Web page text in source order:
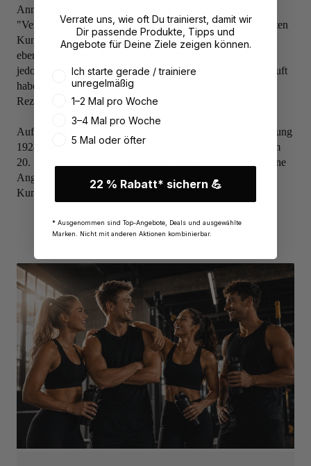
Anmerkung der Redaktion von Bodylab24:
"Verifizierte" Bewertungen stammen von unseren registrierten
Kunden. Rezensionen ohne den Zusatz "Verifiziert sind"
ebenfalls wertvoll. Wir überprüfen bei diesen Bewertungen
jedoch nicht, ob und wo die Rezensenten das Produkt gekauft
haben, oder ob sie das Produkt vor dem Abgeben der
Rezension verwendet haben.
Aufgrund von Verstößen gegen die Health-Claims-Verordnung
1924/2006 des Europäischen Parlaments und des Rates vom
20. Dezember 2006 über nährwert- und gesundheitsbezogene
Angaben über Lebensmittel musste ein Teil der
Kundenmeinungen durch ein „*“ ersetzt werden.
Verrate uns, wie oft Du trainierst, damit wir
Dir passende Produkte, Tipps und
Angebote für Deine Ziele zeigen können.
Wie oft trainierst du aktuell?
Ich starte gerade / trainiere
unregelmäßig
1–2 Mal pro Woche
3–4 Mal pro Woche
5 Mal oder öfter
22 % Rabatt* sichern 💪
* Ausgenommen sind Top-Angebote, Deals und ausgewählte
Marken. Nicht mit anderen Aktionen kombinierbar.